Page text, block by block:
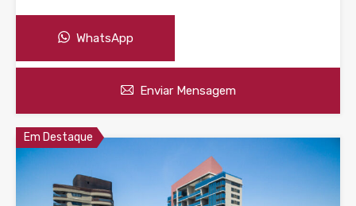
WhatsApp
Enviar Mensagem
Em Destaque